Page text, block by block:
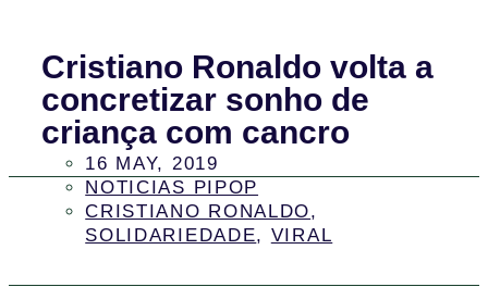
Cristiano Ronaldo volta a
concretizar sonho de
criança com cancro
16 MAY, 2019
NOTICIAS PIPOP
CRISTIANO RONALDO,
SOLIDARIEDADE, VIRAL